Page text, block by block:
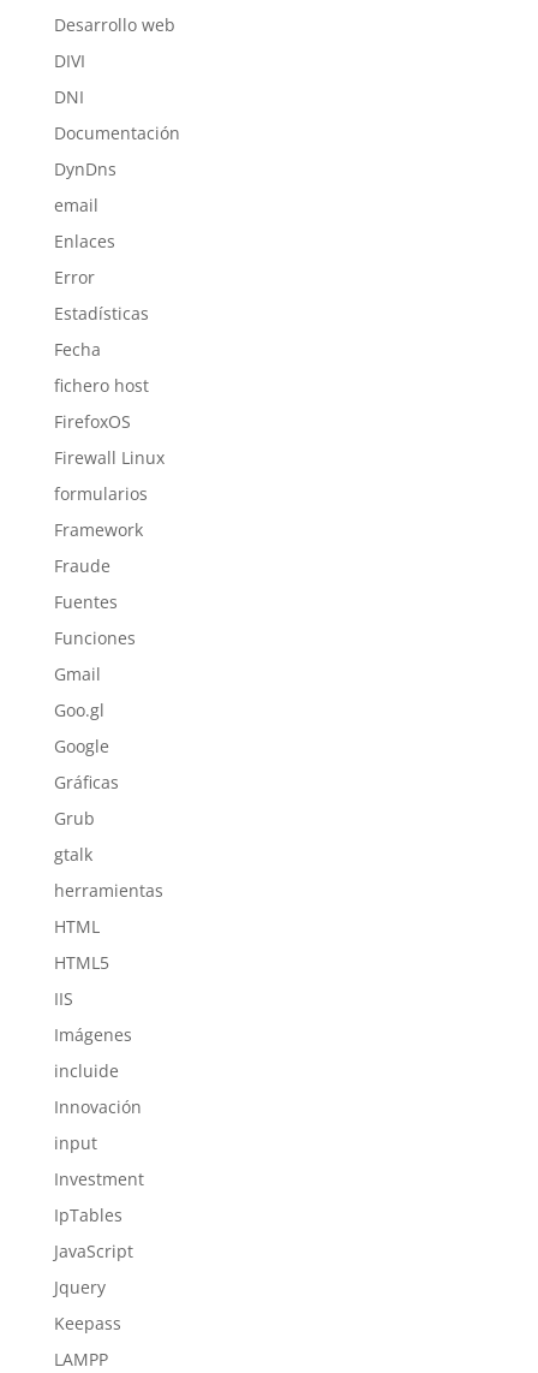
Desarrollo web
DIVI
DNI
Documentación
DynDns
email
Enlaces
Error
Estadísticas
Fecha
fichero host
FirefoxOS
Firewall Linux
formularios
Framework
Fraude
Fuentes
Funciones
Gmail
Goo.gl
Google
Gráficas
Grub
gtalk
herramientas
HTML
HTML5
IIS
Imágenes
incluide
Innovación
input
Investment
IpTables
JavaScript
Jquery
Keepass
LAMPP